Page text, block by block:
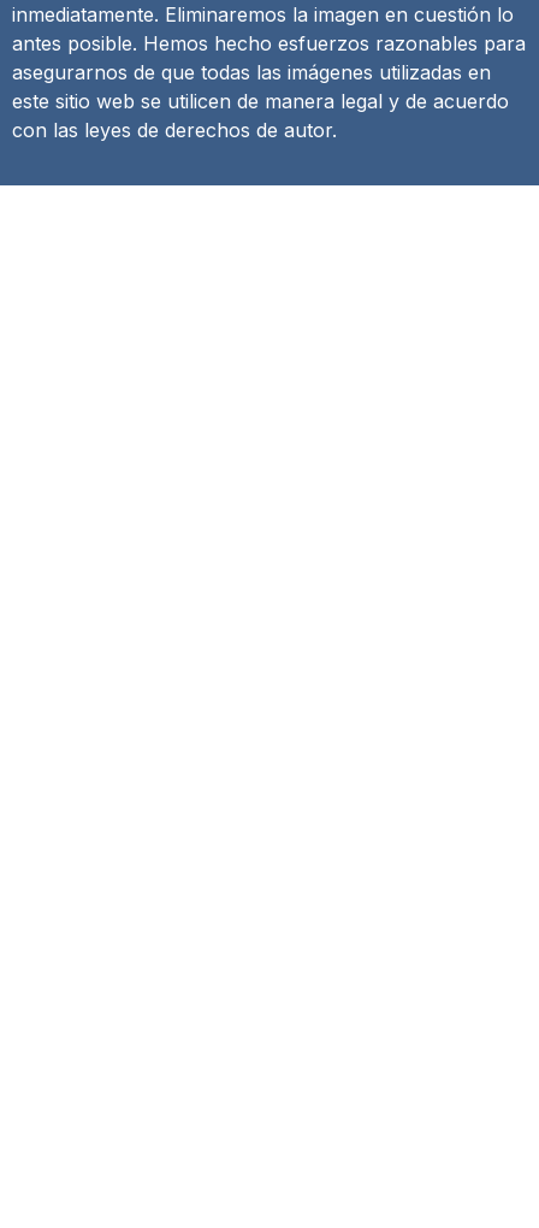
inmediatamente. Eliminaremos la imagen en cuestión lo
antes posible. Hemos hecho esfuerzos razonables para
asegurarnos de que todas las imágenes utilizadas en
este sitio web se utilicen de manera legal y de acuerdo
con las leyes de derechos de autor.